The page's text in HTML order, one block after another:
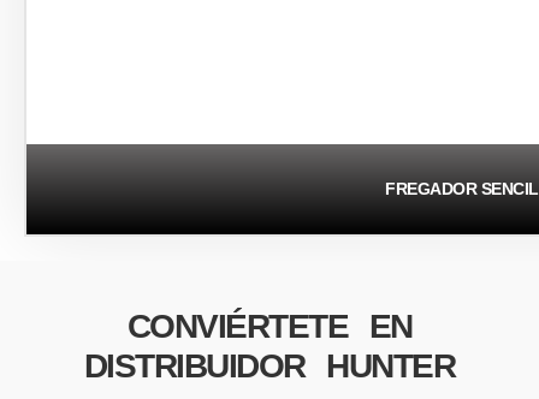
FREGADOR
CONVIÉRTETE EN
DISTRIBUIDOR HUNTER